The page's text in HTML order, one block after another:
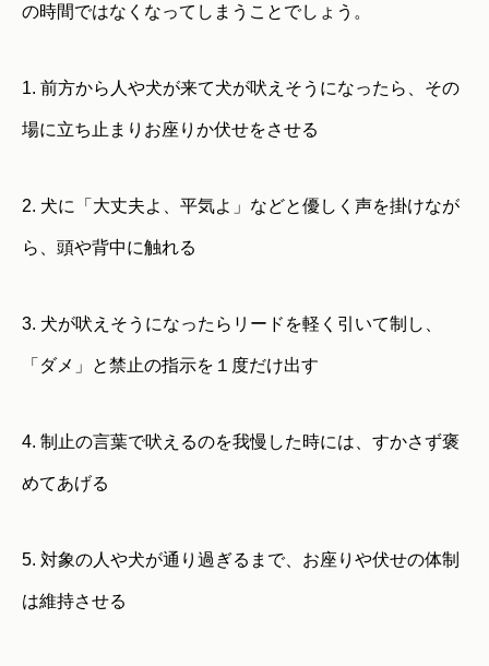
の時間ではなくなってしまうことでしょう。
1. 前方から人や犬が来て犬が吠えそうになったら、その
場に立ち止まりお座りか伏せをさせる
2. 犬に「大丈夫よ、平気よ」などと優しく声を掛けなが
ら、頭や背中に触れる
3. 犬が吠えそうになったらリードを軽く引いて制し、
「ダメ」と禁止の指示を１度だけ出す
4. 制止の言葉で吠えるのを我慢した時には、すかさず褒
めてあげる
5. 対象の人や犬が通り過ぎるまで、お座りや伏せの体制
は維持させる